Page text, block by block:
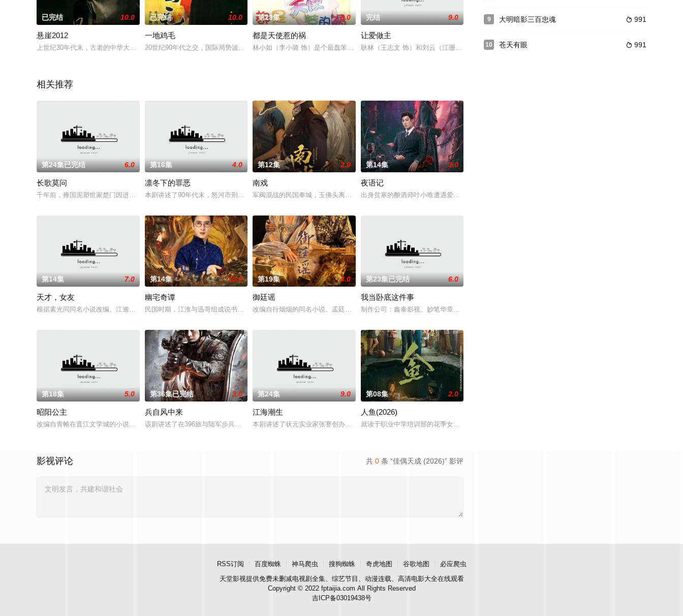
已完结 10.0
悬崖2012
上世纪30年代末，古老的中华大地正经受着最为苦难的时刻。外有日寇铁蹄进犯，
已完结 10.0
一地鸡毛
20世纪90年代之交，国际局势波谲云诡，这边风景也并非独好，平静中孕育着躁
第23集 5.0
都是天使惹的祸
林小如（李小璐 饰）是个最蠢笨的女孩，又是个最青春的女孩。她在护校就以粗心
完结 9.0
让爱做主
耿林（王志文 饰）和刘云（江珊 饰）是一对相守多年的夫妻，他们一个是卫生局
相关推荐
第24集已完结 6.0
长歌莫问
千年前，雍国泥塑世家楚门因进贡的“十二生肖”离奇流血炸裂，惨遭满门流放，楚
第16集 4.0
凛冬下的罪恶
本剧讲述了90年代末，怒河市刑侦支队在无普及监控、无DNA鉴定技术的支持下
第12集 2.0
南戏
军阀混战的民国奉城，玉佛头离奇失窃，戏班主横尸戏台，将冷血少帅许又安与昆曲
第14集 3.0
夜语记
出身贫寒的酿酒师叶小唯遭遇爱人程桉、恩师林晚媚的双重背叛。她从恨意中涅槃重
第14集 7.0
天才，女友
根据素光同同名小说改编。江逾白长大以后，林知夏忽然对他说：“江逾白，我喜欢
第14集 10.0
幽宅奇谭
民国时期，江淮与迅哥组成说书班子，偶遇“白天人住屋，晚上鬼占房”的阴阳宅，
第19集 4.0
御廷谣
改编自行烟烟的同名小说。孟廷辉，大平王朝有史以来个以女子进士科三元及第入翰
第23集已完结 6.0
我当卧底这件事
制作公司：鑫泰影视、妙笔华章题材：警匪、反诈规格：15分钟X24集拍摄地点
第18集 5.0
昭阳公主
改编自青帷在晋江文学城的小说《平阳公主》。
第36集已完结 3.0
兵自风中来
该剧讲述了在396旅与陆军步兵学院联合举办的小型军事演习中，郭子剑因不满演
第24集 9.0
江海潮生
本剧讲述了状元实业家张謇创办大生企业，实业报国的故事。甲午战争后，国家蒙羞
第08集 2.0
人鱼(2026)
就读于职业中学培训部的花季女生苏琳（黄杨钿甜 饰），虽自小被父母忽视，在艰
共 0 条 “佳偶天成 (2026)” 影评
影视评论
9  991
大明暗影三百忠魂
10  991
苍天有眼
RSS订阅 百度蜘蛛 神马爬虫 搜狗蜘蛛 奇虎地图 谷歌地图
必应爬虫
天堂影视提供免费未删减电视剧全集、综艺节目、动漫连载、高清电影大全在线观看
Copyright © 2022 fptaijia.com All Rights Reserved
吉ICP备03019438号